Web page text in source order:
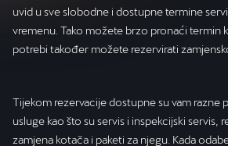
uvid u sve slobodne i dostupne termine
vremenu. Tako možete brzo pronaći termin
potrebi također možete rezervirati
Tijekom rezervacije dostupne su vam razne
usluge kao što su servis i inspekcijski servis,
zamjena kotača i paketi za njegu. Kada